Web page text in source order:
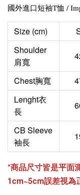
國外進口短袖T恤 /
Size (cm)
Shoulder
肩寬
Chest胸寬
Lenght衣
長
CB Sleeve
袖長
*商品尺寸皆是平面
1cm~5cm誤差視為